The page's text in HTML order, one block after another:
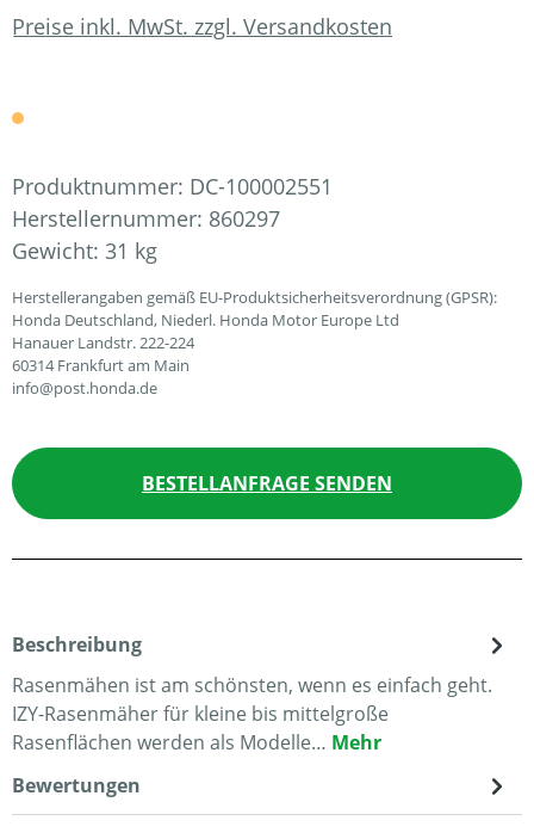
Preise inkl. MwSt. zzgl. Versandkosten
Produktnummer: DC-100002551
Herstellernummer: 860297
Gewicht: 31 kg
Herstellerangaben gemäß EU-Produktsicherheitsverordnung (GPSR):
Honda Deutschland, Niederl. Honda Motor Europe Ltd
Hanauer Landstr. 222-224
60314 Frankfurt am Main
info@post.honda.de
BESTELLANFRAGE SENDEN
Beschreibung
Rasenmähen ist am schönsten, wenn es einfach geht.
IZY-Rasenmäher für kleine bis mittelgroße
Rasenflächen werden als Modelle… Mehr
Bewertungen